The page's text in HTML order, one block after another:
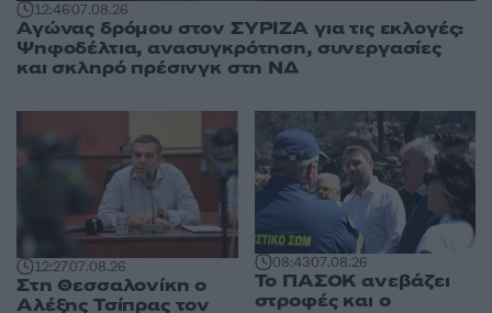
12:4607.08.26
Αγώνας δρόμου στον ΣΥΡΙΖΑ για τις εκλογές:
Ψηφοδέλτια, ανασυγκρότηση, συνεργασίες
και σκληρό πρέσινγκ στη ΝΔ
12:2707.08.26
Στη Θεσσαλονίκη ο
Αλέξης Τσίπρας τον
08:4307.08.26
Το ΠΑΣΟΚ ανεβάζει
στροφές και ο